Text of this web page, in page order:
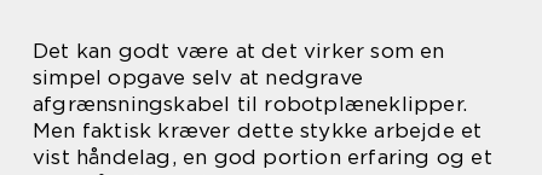
Det kan godt være at det virker som en
simpel opgave selv at nedgrave
afgrænsningskabel til robotplæneklipper.
Men faktisk kræver dette stykke arbejde et
vist håndelag, en god portion erfaring og et